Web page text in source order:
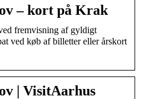
– kort på Krak
fremvisning af gyldigt
ved køb af billetter eller årskort
| VisitAarhus